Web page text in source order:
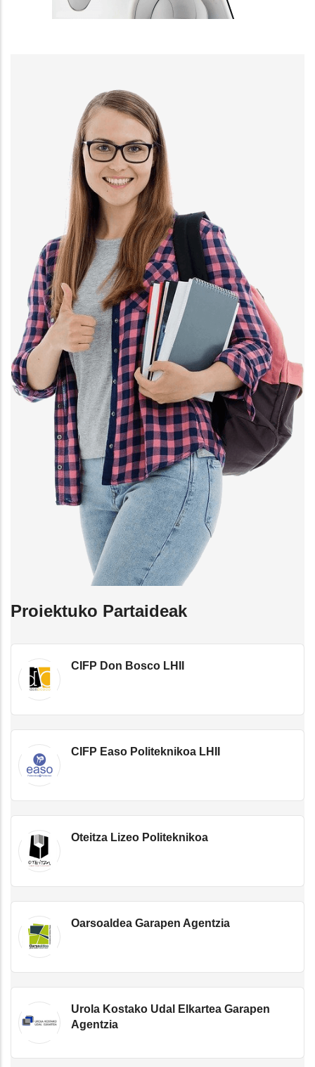
Proiektuko Partaideak
CIFP Don Bosco LHII
CIFP Easo Politeknikoa LHII
Oteitza Lizeo Politeknikoa
Oarsoaldea Garapen Agentzia
Urola Kostako Udal Elkartea Garapen
Agentzia